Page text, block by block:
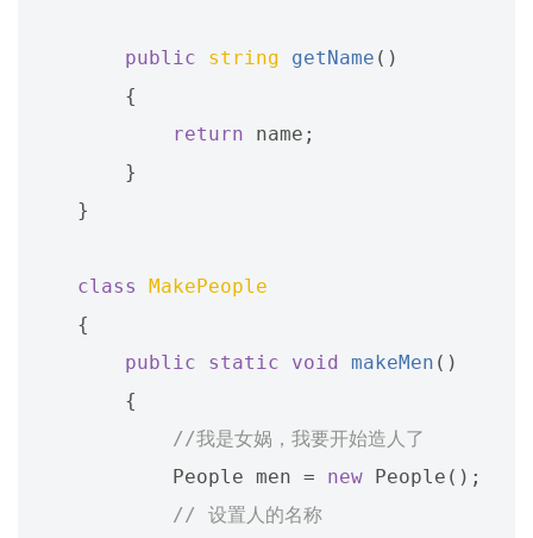
public string getName ()
{
return
name ;
}
}
class
MakePeople
{
public
static void makeMen ()
{
//我是女娲，我要开始造人了
People men = new People ();
// 设置人的名称